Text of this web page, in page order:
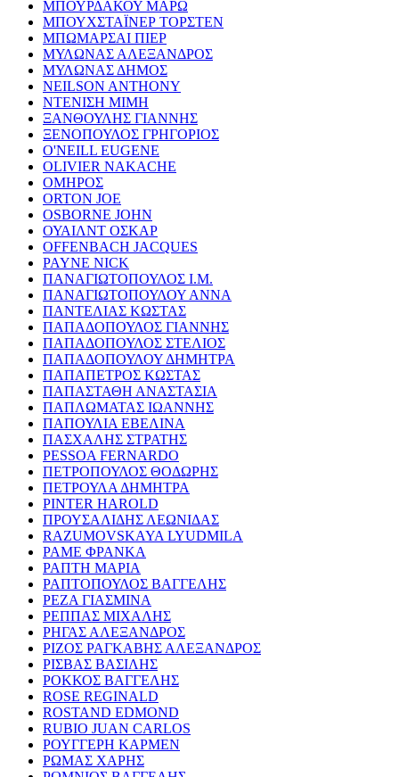
ΜΠΟΥΡΔΑΚΟΥ ΜΑΡΩ
ΜΠΟΥΧΣΤΑΪΝΕΡ ΤΟΡΣΤΕΝ
ΜΠΩΜΑΡΣΑΙ ΠΙΕΡ
ΜΥΛΩΝΑΣ ΑΛΕΞΑΝΔΡΟΣ
ΜΥΛΩΝΑΣ ΔΗΜΟΣ
NEILSON ANTHONY
ΝΤΕΝΙΣΗ ΜΙΜΗ
ΞΑΝΘΟΥΛΗΣ ΓΙΑΝΝΗΣ
ΞΕΝΟΠΟΥΛΟΣ ΓΡΗΓΟΡΙΟΣ
O'NEILL EUGENE
OLIVIER NAKACHE
ΟΜΗΡΟΣ
ORTON JOE
OSBORNE JOHN
ΟΥΑΙΛΝΤ ΟΣΚΑΡ
OFFENBACH JACQUES
PAYNE NICK
ΠΑΝΑΓΙΩΤΟΠΟΥΛΟΣ Ι.Μ.
ΠΑΝΑΓΙΩΤΟΠΟΥΛΟΥ ΑΝΝΑ
ΠΑΝΤΕΛΙΑΣ ΚΩΣΤΑΣ
ΠΑΠΑΔΟΠΟΥΛΟΣ ΓΙΑΝΝΗΣ
ΠΑΠΑΔΟΠΟΥΛΟΣ ΣΤΕΛΙΟΣ
ΠΑΠΑΔΟΠΟΥΛΟΥ ΔΗΜΗΤΡΑ
ΠΑΠΑΠΕΤΡΟΣ ΚΩΣΤΑΣ
ΠΑΠΑΣΤΑΘΗ ΑΝΑΣΤΑΣΙΑ
ΠΑΠΛΩΜΑΤΑΣ ΙΩΑΝΝΗΣ
ΠΑΠΟΥΛΙΑ ΕΒΕΛΙΝΑ
ΠΑΣΧΑΛΗΣ ΣΤΡΑΤΗΣ
PESSOA FERNARDO
ΠΕΤΡΟΠΟΥΛΟΣ ΘΟΔΩΡΗΣ
ΠΕΤΡΟΥΛΑ ΔΗΜΗΤΡΑ
PINTER HAROLD
ΠΡΟΥΣΑΛΙΔΗΣ ΛΕΩΝΙΔΑΣ
RAZUMOVSKAYA LYUDMILA
ΡΑΜΕ ΦΡΑΝΚΑ
ΡΑΠΤΗ ΜΑΡΙΑ
ΡΑΠΤΟΠΟΥΛΟΣ ΒΑΓΓΕΛΗΣ
ΡΕΖΑ ΓΙΑΣΜΙΝΑ
ΡΕΠΠΑΣ ΜΙΧΑΛΗΣ
ΡΗΓΑΣ ΑΛΕΞΑΝΔΡΟΣ
ΡΙΖΟΣ ΡΑΓΚΑΒΗΣ ΑΛΕΞΑΝΔΡΟΣ
ΡΙΣΒΑΣ ΒΑΣΙΛΗΣ
ΡΟΚΚΟΣ ΒΑΓΓΕΛΗΣ
ROSE REGINALD
ROSTAND EDMOND
RUBIO JUAN CARLOS
ΡΟΥΓΓΕΡΗ ΚΑΡΜΕΝ
ΡΩΜΑΣ ΧΑΡΗΣ